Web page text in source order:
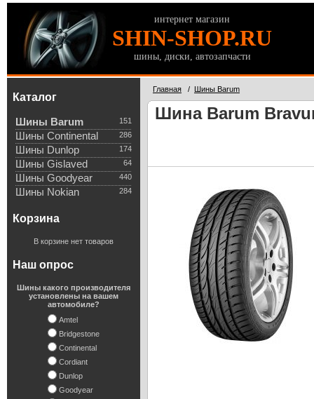
интернет магазин
SHIN-SHOP.RU
шины, диски, автозапчасти
Каталог
151
Шины Barum
286
Шины Continental
174
Шины Dunlop
64
Шины Gislaved
440
Шины Goodyear
284
Шины Nokian
Корзина
В корзине нет товаров
Наш опрос
Шины какого производителя
установлены на вашем
автомобиле?
Amtel
Bridgestone
Continental
Cordiant
Dunlop
Goodyear
Главная / Шины Barum
Шина Barum